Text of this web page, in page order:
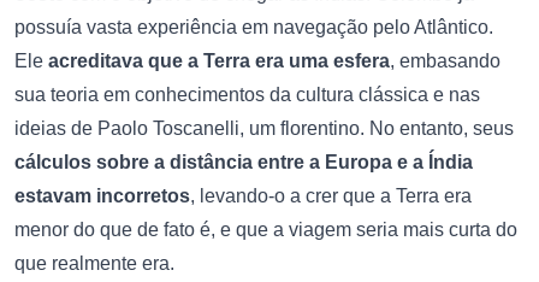
possuía vasta experiência em navegação pelo Atlântico.
Ele acreditava que a Terra era uma esfera, embasando
sua teoria em conhecimentos da cultura clássica e nas
ideias de Paolo Toscanelli, um florentino. No entanto, seus
cálculos sobre a distância entre a Europa e a Índia
estavam incorretos, levando-o a crer que a Terra era
menor do que de fato é, e que a viagem seria mais curta do
que realmente era.